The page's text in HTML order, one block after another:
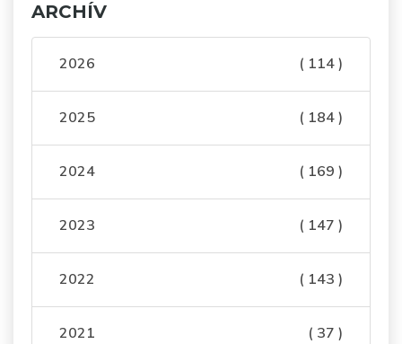
ARCHÍV
2026 ( 114 )
2025 ( 184 )
2024 ( 169 )
2023 ( 147 )
2022 ( 143 )
2021 ( 37 )